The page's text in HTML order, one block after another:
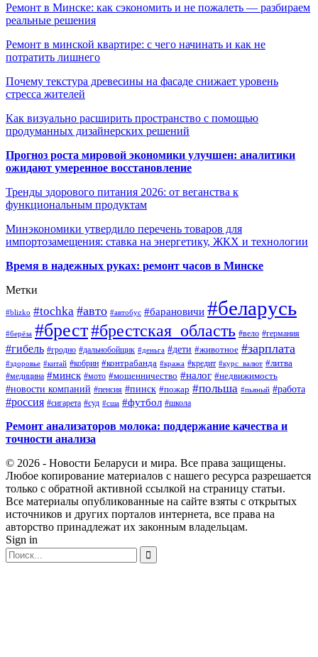
Ремонт в Минске: как сэкономить и не пожалеть — разбираем
реальные решения
Ремонт в минской квартире: с чего начинать и как не
потратить лишнего
Почему текстура древесины на фасаде снижает уровень
стресса жителей
Как визуально расширить пространство с помощью
продуманных дизайнерских решений
Прогноз роста мировой экономики улучшен: аналитики
ожидают умеренное восстановление
Тренды здорового питания 2026: от веганства к
функциональным продуктам
Минэкономики утвердило перечень товаров для
импортозамещения: ставка на энергетику, ЖКХ и технологии
Время в надежных руках: ремонт часов в Минске
Метки
#blizko #tochka #авто #автобус #барановичи #беларусь
#берёза #брест#брестская_область #вело #германия
#гибель #гродно #дальнобойщик #деньга #дети #животное #зарплата
#здоровье #китай #кобрин #контрабанда #кража #кредит #курс_валют #литва
#медицина #минск #мото #мошенничество #налог #недвижимость
#новости компаний #пенсия #пинск #пожар #польша #пьяный #работа
#россия #сигарета #суд #сша #футбол #школа
Ремонт анализаторов молока: поддержание качества и
точности анализа
© 2026 - Новости Беларуси и мира. Все права защищены.
Любое копирование материалов с нашего ресурса разрешается
только с обратной активной ссылкой на страницу статьи.
Все материалы опубликованные на сайте взяты с открытых
источников и других порталов интернета, все права на
авторство принадлежат их законным владельцам.
Sign in